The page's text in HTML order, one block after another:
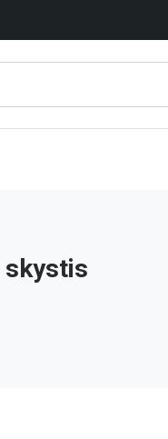
skystis